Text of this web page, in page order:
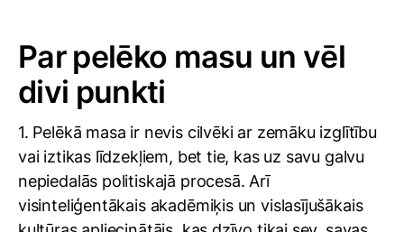
Par pelēko masu un vēl
divi punkti
1. Pelēkā masa ir nevis cilvēki ar zemāku izglītību
vai iztikas līdzekļiem, bet tie, kas uz savu galvu
nepiedalās politiskajā procesā. Arī
visinteliģentākais akadēmiķis un vislasījušākais